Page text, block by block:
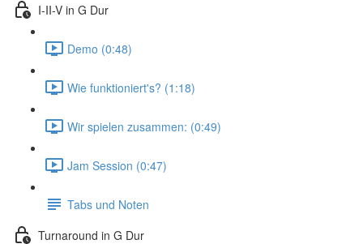
I-II-V in G Dur
Demo (0:48)
Wie funktioniert's? (1:18)
Wir spielen zusammen: (0:49)
Jam Session (0:47)
Tabs und Noten
Turnaround in G Dur